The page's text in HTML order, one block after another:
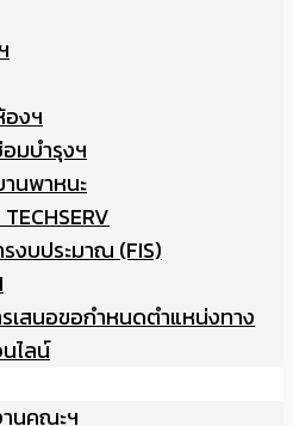
องฯ
มบำรุงฯ
นพาหนะ
งบประมาณ (FIS)
เสนอขอกำหนดตำแหน่งทาง
ไลน์
นคณะฯ